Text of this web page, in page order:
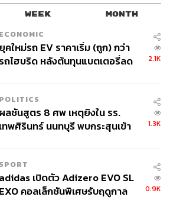
WEEK MONTH
ECONOMIC
ยุคใหม่รถ EV ราคาเริ่ม (ถูก) กว่า
รถไฮบริด หลังต้นทุนแบตเตอรี่ลด
2.1K
POLITICS
ผลชันสูตร 8 ศพ เหตุยิงใน รร.
เทพศิรินทร์ นนทบุรี พบกระสุนเข้า
1.3K
SPORT
adidas เปิดตัว Adizero EVO SL
EXO คอลเล็กชันพิเศษรับฤดูกาล
0.9K